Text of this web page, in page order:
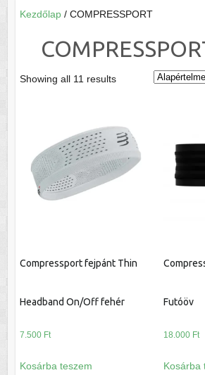
Kezdőlap/ COMPRESSPORT
Showing all 11 results
Compressport fejpánt Thin
Headband On/Off fehér
7.500 Ft
Kosárba teszem
Futóöv
18.000 Ft
Kosárba